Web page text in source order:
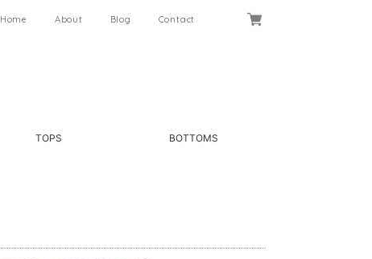
Home About Blog Contact
TOPS BOTTOMS